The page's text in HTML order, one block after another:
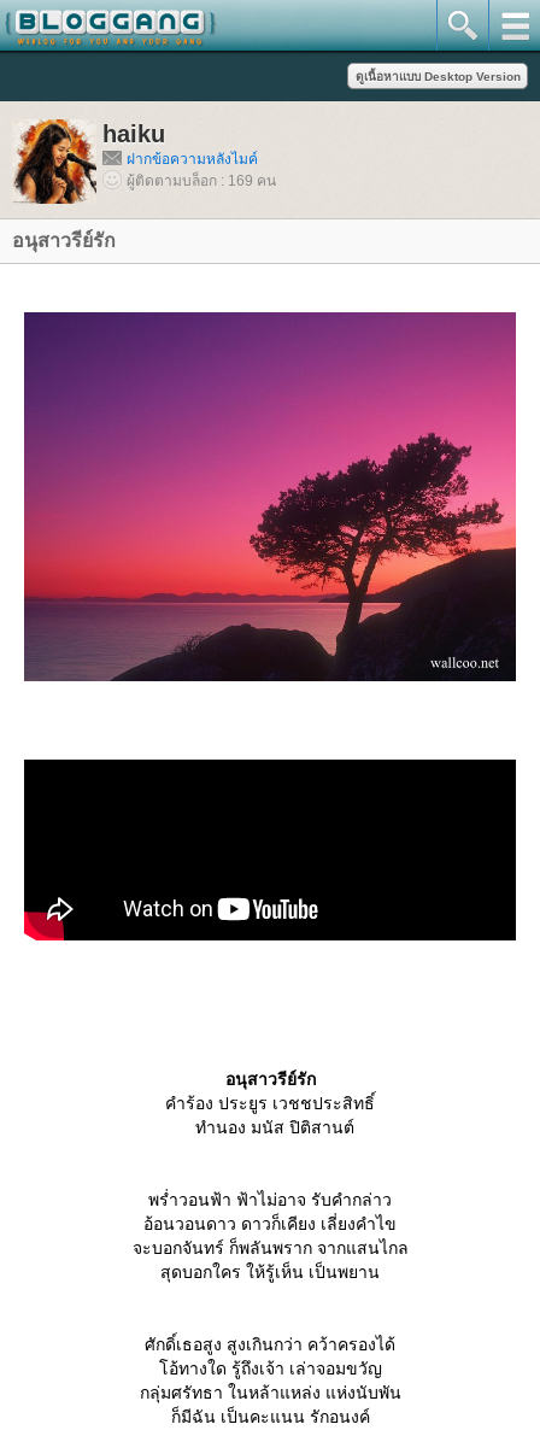
haiku
ฝากข้อความหลังไมค์
ผู้ติดตามบล็อก : 169 คน
อนุสาวรีย์รัก
อนุสาวรีย์รัก
คำร้อง ประยูร เวชชประสิทธิ์
ทำนอง มนัส ปิติสานต์
พร่ำวอนฟ้า ฟ้าไม่อาจ รับคำกล่าว
อ้อนวอนดาว ดาวก็เคียง เลี่ยงคำไข
จะบอกจันทร์ ก็พลันพราก จากแสนไกล
สุดบอกใคร ให้รู้เห็น เป็นพยาน
ศักดิ์เธอสูง สูงเกินกว่า คว้าครองได้
อ้ทางใด รู้ถึงเจ้า เล่าจอมขวัญ
กลุ่มศรัทธา ในหล้าแหล่ง แห่งนับพัน
ก็มีฉัน เป็นคะแนน รักอนงค์